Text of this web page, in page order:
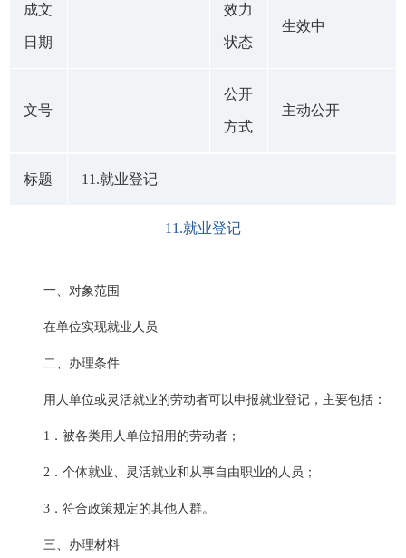
成文
日期
效力
状态
生效中
文号
公开
方式
主动公开
标题 11.就业登记
11.就业登记
一、对象范围
在单位实现就业人员
二、办理条件
用人单位或灵活就业的劳动者可以申报就业登记，主要包括：
1．被各类用人单位招用的劳动者；
2．个体就业、灵活就业和从事自由职业的人员；
3．符合政策规定的其他人群。
三、办理材料